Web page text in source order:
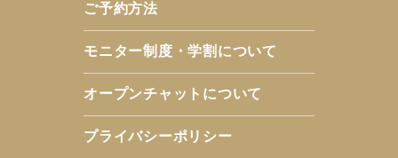
ご予約方法
モニター制度・学割について
オープンチャットについて
プライバシーポリシー